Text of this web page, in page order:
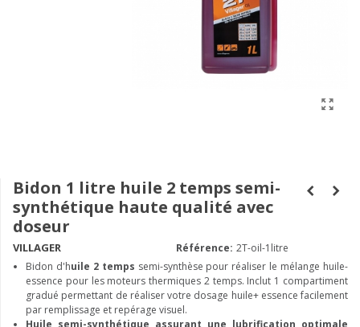
Bidon 1 litre huile 2 temps semi-
synthétique haute qualité avec
doseur
VILLAGER Référence: 2T-oil-1litre
Bidon d'huile 2 temps semi-synthèse pour réaliser le mélange huile-
essence pour les moteurs thermiques 2 temps. Inclut 1 compartiment
gradué permettant de réaliser votre dosage huile+ essence facilement
par remplissage et repérage visuel.
Huile semi-synthétique assurant une lubrification optimale